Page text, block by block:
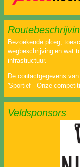
Bezoekende ploeg,
wegbeschrijving en wat
infrastructuur.
De contactgegevens
'Sportief - Onze
Veldsponsors